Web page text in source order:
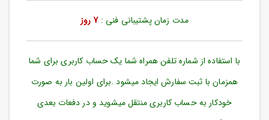
بازیابی
رمز
مندی
مدت زمان پشتیبانی فنی :7 روز
با استفاده از شماره تلفن همراه شما یک حساب کاربری برای شما
همزمان با ثبت سفارش ایجاد میشود .برای اولین بار به صورت
خودکار به حساب کاربری منتقل میشوید و در دفعات بعدی